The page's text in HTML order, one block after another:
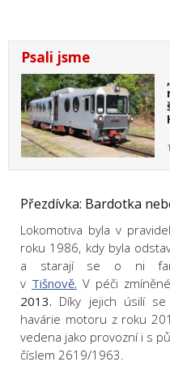
Psali jsme
Přezdívka: Bardotka
Lokomotiva byla v
roku 1986, kdy byla
a starají se o ni
v Tišnově. V péči zmíněné
2013. Díky jejich úsilí
havárie motoru z roku
vedena jako provozní i s
číslem 2619/1963.